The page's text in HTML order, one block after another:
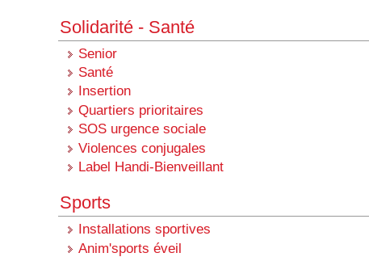
Solidarité - Santé
Senior
Santé
Insertion
Quartiers prioritaires
SOS urgence sociale
Violences conjugales
Label Handi-Bienveillant
Sports
Installations sportives
Anim'sports éveil